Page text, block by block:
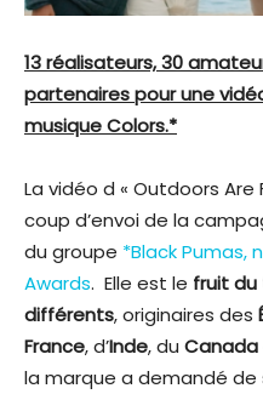
13 réalisateurs, 30
partenaires pour une
musique Colors.*
La vidéo d « Outdoors Are
coup d’envoi de la
du groupe *Black Pumas,
Awards. Elle est le fruit du
différents, originaires des
France, d’Inde, du Canada
la marque a demandé de